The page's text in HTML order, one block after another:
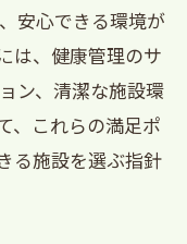
が勧める安心
サービス選択
の体験談で選
安心できる環境が
は、健康管理のサ
ン、清潔な施設環
、これらの満足ポ
る施設を選ぶ指針